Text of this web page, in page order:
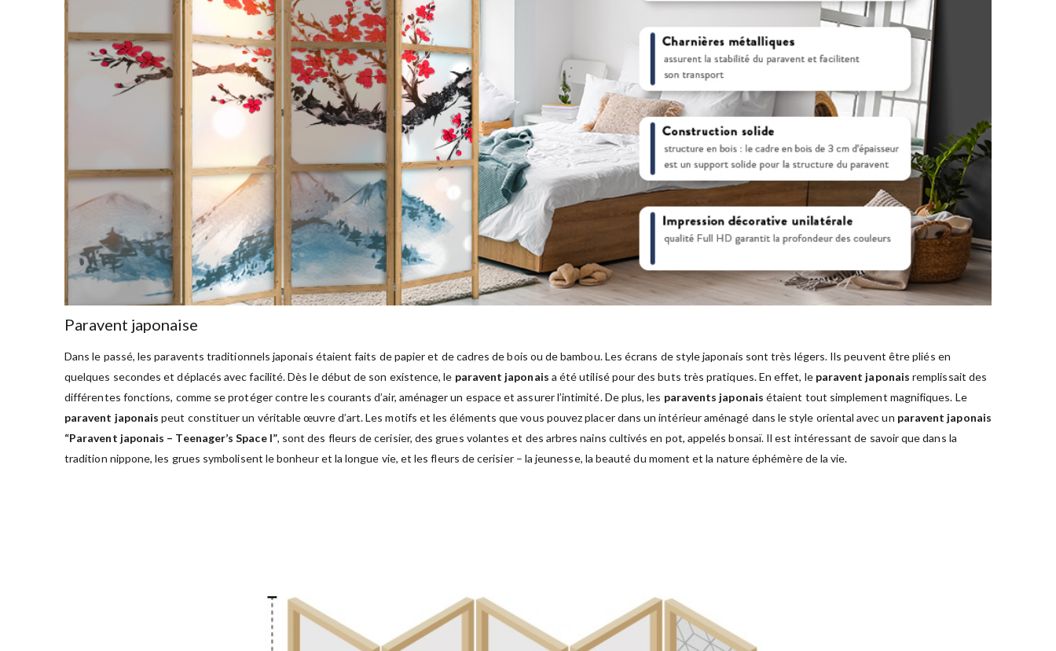
Paravent japonaise
Dans le passé, les paravents traditionnels japonais étaient faits de papier et de cadres de bois ou de bambou. Les écrans de style japonais sont très légers. Ils peuvent être pliés en
quelques secondes et déplacés avec facilité. Dès le début de son existence, le paravent japonais a été utilisé pour des buts très pratiques. En effet, le paravent japonais remplissait des
différentes fonctions, comme se protéger contre les courants d’air, aménager un espace et assurer l’intimité. De plus, les paravents japonais étaient tout simplement magnifiques. Le
paravent japonais peut constituer un véritable œuvre d’art. Les motifs et les éléments que vous pouvez placer dans un intérieur aménagé dans le style oriental avec un paravent japonais
“Paravent japonais – Teenager’s Space I”, sont des fleurs de cerisier, des grues volantes et des arbres nains cultivés en pot, appelés bonsaï. Il est intéressant de savoir que dans la
tradition nippone, les grues symbolisent le bonheur et la longue vie, et les fleurs de cerisier – la jeunesse, la beauté du moment et la nature éphémère de la vie.